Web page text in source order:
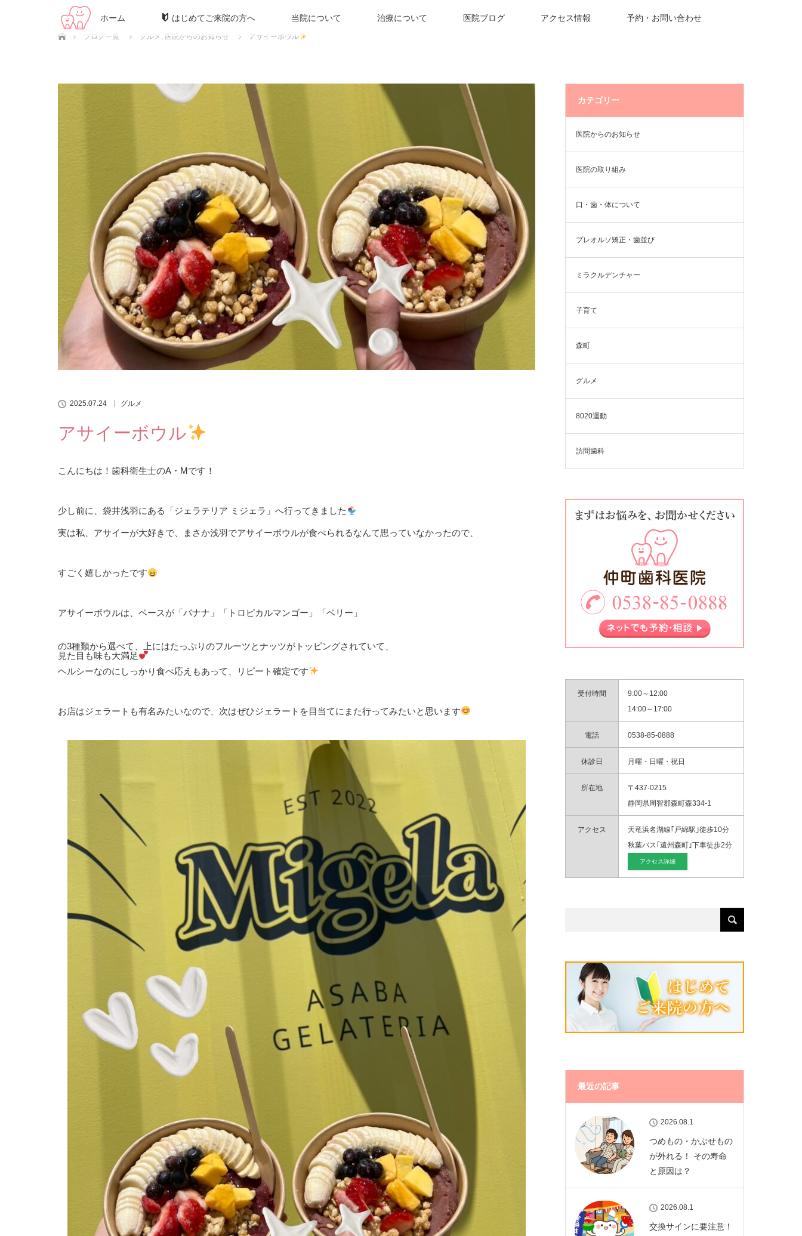
ホーム はじめてご来院の方へ 当院について 治療について 医院ブログ アクセス情報 予約・お問い合わせ
ホーム
ブログ一覧
グルメ , 医院からのお知らせ アサイーボウル
2025.07.24 グルメ
アサイーボウル
こんにちは！歯科衛生士のA・Mです！
少し前に、袋井浅羽にある「ジェラテリア ミジェラ」へ行ってきました
実は私、アサイーが大好きで、まさか浅羽でアサイーボウルが食べられるなんて思っていなかったので、
すごく嬉しかったです
アサイーボウルは、ベースが「バナナ」「トロピカルマンゴー」「ベリー」
の3種類から選べて、上にはたっぷりのフルーツとナッツがトッピングされていて、
見た目も味も大満足
ヘルシーなのにしっかり食べ応えもあって、リピート確定です
お店はジェラートも有名みたいなので、次はぜひジェラートを目当てにまた行ってみたいと思います
カテゴリー
医院からのお知らせ
医院の取り組み
口・歯・体について
プレオルソ矯正・歯並び
ミラクルデンチャー
子育て
森町
グルメ
8020運動
訪問歯科
受付時間
9:00～12:00
14:00～17:00
電話 0538-85-0888
休診日 月曜・日曜・祝日
所在地
〒437-0215
静岡県周智郡森町森334-1
アクセス
天竜浜名湖線｢戸綿駅｣徒歩10分
秋葉バス｢遠州森町｣下車徒歩2分
アクセス詳細
最近の記事
2026.08.1
つめもの・かぶせもの
が外れる！ その寿命
と原因は？
2026.08.1
交換サインに要注意！